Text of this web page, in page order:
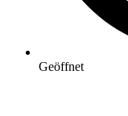
Geöffnet